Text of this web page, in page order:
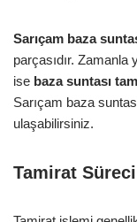
Sarıçam baza
parçasıdır.
ise baza suntası
Sarıçam baza
ulaşabilirsiniz.
Tamirat Süreci